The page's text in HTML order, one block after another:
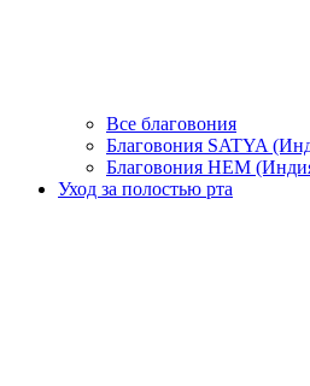
Все благовония
Благовония SATYA
Благовония HEM
Уход за полостью рта